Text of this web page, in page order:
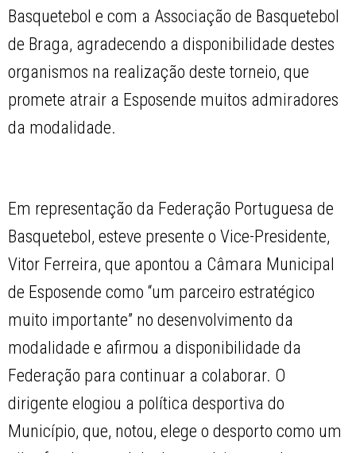
Basquetebol e com a Associação de Basquetebol
de Braga, agradecendo a disponibilidade destes
organismos na realização deste torneio, que
promete atrair a Esposende muitos admiradores
da modalidade.
Em representação da Federação Portuguesa de
Basquetebol, esteve presente o Vice-Presidente,
Vitor Ferreira, que apontou a Câmara Municipal
de Esposende como “um parceiro estratégico
muito importante” no desenvolvimento da
modalidade e afirmou a disponibilidade da
Federação para continuar a colaborar. O
dirigente elogiou a política desportiva do
Município, que, notou, elege o desporto como um